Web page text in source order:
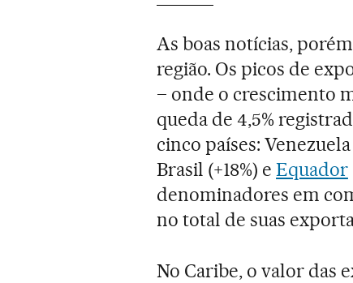
As boas notícias,
região. Os picos de
– onde o crescimento
queda de 4,5%
cinco países: Venezuela
Brasil (+18%) eEquador
denominadores em
no total de suas
No Caribe, o valor das